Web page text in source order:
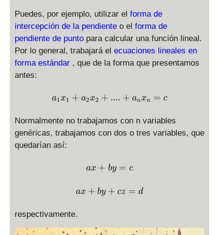
Puedes, por ejemplo, utilizar el forma de
intercepción de la pendiente o el forma de
pendiente de punto para calcular una función lineal.
Por lo general, trabajará el ecuaciones lineales en
forma estándar , que de la forma que presentamos
antes:
\displaystyle a_1 x_1 +
a1x1 + a2x2 + .... + anxn = c
Normalmente no trabajamos con n variables
genéricas, trabajamos con dos o tres variables, que
quedarían así:
\displaystyle a x + b y = c
ax + by = c
\displaystyle a x + b y +
ax + by + cz = d
respectivamente.